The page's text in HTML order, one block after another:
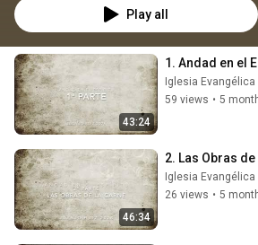
Play all
43:24
1. Andad en el
Iglesia Evangélica
59 views • 5
46:34
2. Las Obras
Iglesia Evangélica
26 views • 5